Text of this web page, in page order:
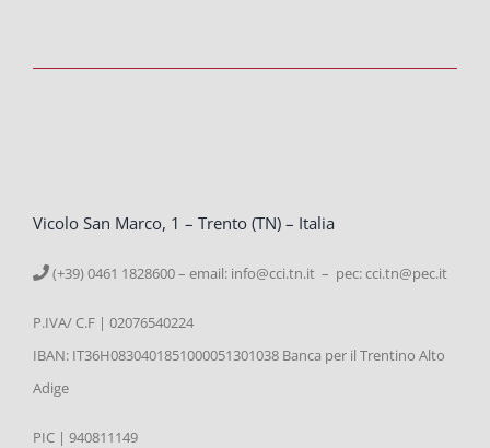
Vicolo San Marco, 1 – Trento (TN) – Italia
(+39) 0461 1828600 – email: info@cci.tn.it – pec: cci.tn@pec.it
P.IVA/ C.F | 02076540224
IBAN: IT36H0830401851000051301038 Banca per il Trentino Alto
Adige
PIC | 940811149